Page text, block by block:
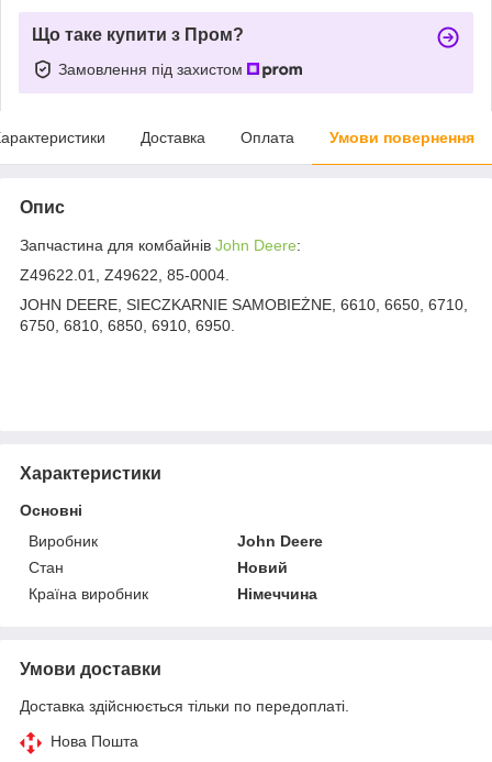
Що таке купити з Пром?
Замовлення під захистом
Доставка Оплата Умови повернення
Опис
Запчастина для комбайнів John Deere:
Z49622.01, Z49622, 85-0004.
JOHN DEERE, SIECZKARNIE SAMOBIEŻNE, 6610, 6650, 6710,
6750, 6810, 6850, 6910, 6950.
Характеристики
Основні
Виробник
John Deere
Стан
Новий
Країна виробник
Німеччина
Умови доставки
Доставка здійснюється тільки по передоплаті.
Нова Пошта